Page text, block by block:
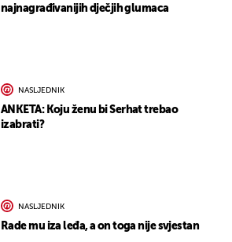
najnagrađivanijih dječjih glumaca
NASLJEDNIK
ANKETA: Koju ženu bi Serhat trebao
izabrati?
NASLJEDNIK
Rade mu iza leđa, a on toga nije svjestan